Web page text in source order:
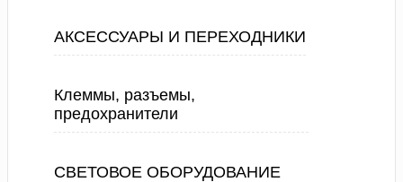
АКСЕССУАРЫ И ПЕРЕХОДНИКИ
Клеммы, разъемы,
предохранители
СВЕТОВОЕ ОБОРУДОВАНИЕ